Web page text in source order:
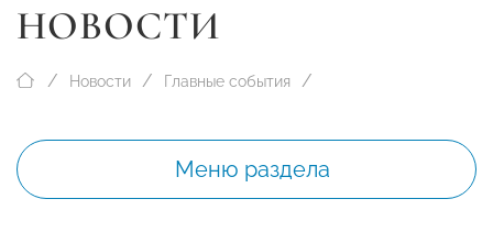
НОВОСТИ
Новости Главные события
Меню раздела